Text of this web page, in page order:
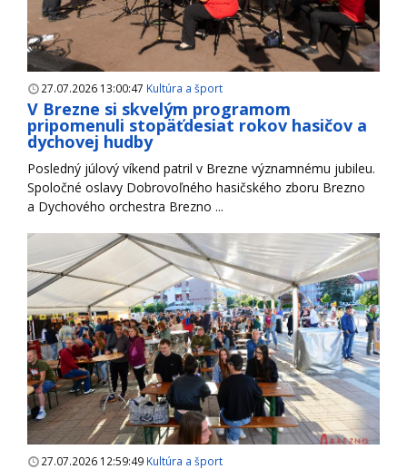
27.07.2026 13:00:47 Kultúra a šport
V Brezne si skvelým programom
pripomenuli stopäťdesiat rokov hasičov a
dychovej hudby
Posledný júlový víkend patril v Brezne významnému jubileu.
Spoločné oslavy Dobrovoľného hasičského zboru Brezno
a Dychového orchestra Brezno ...
27.07.2026 12:59:49 Kultúra a šport